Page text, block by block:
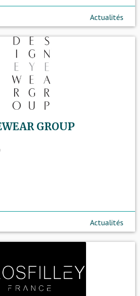
Actualités
GROUP
Actualités